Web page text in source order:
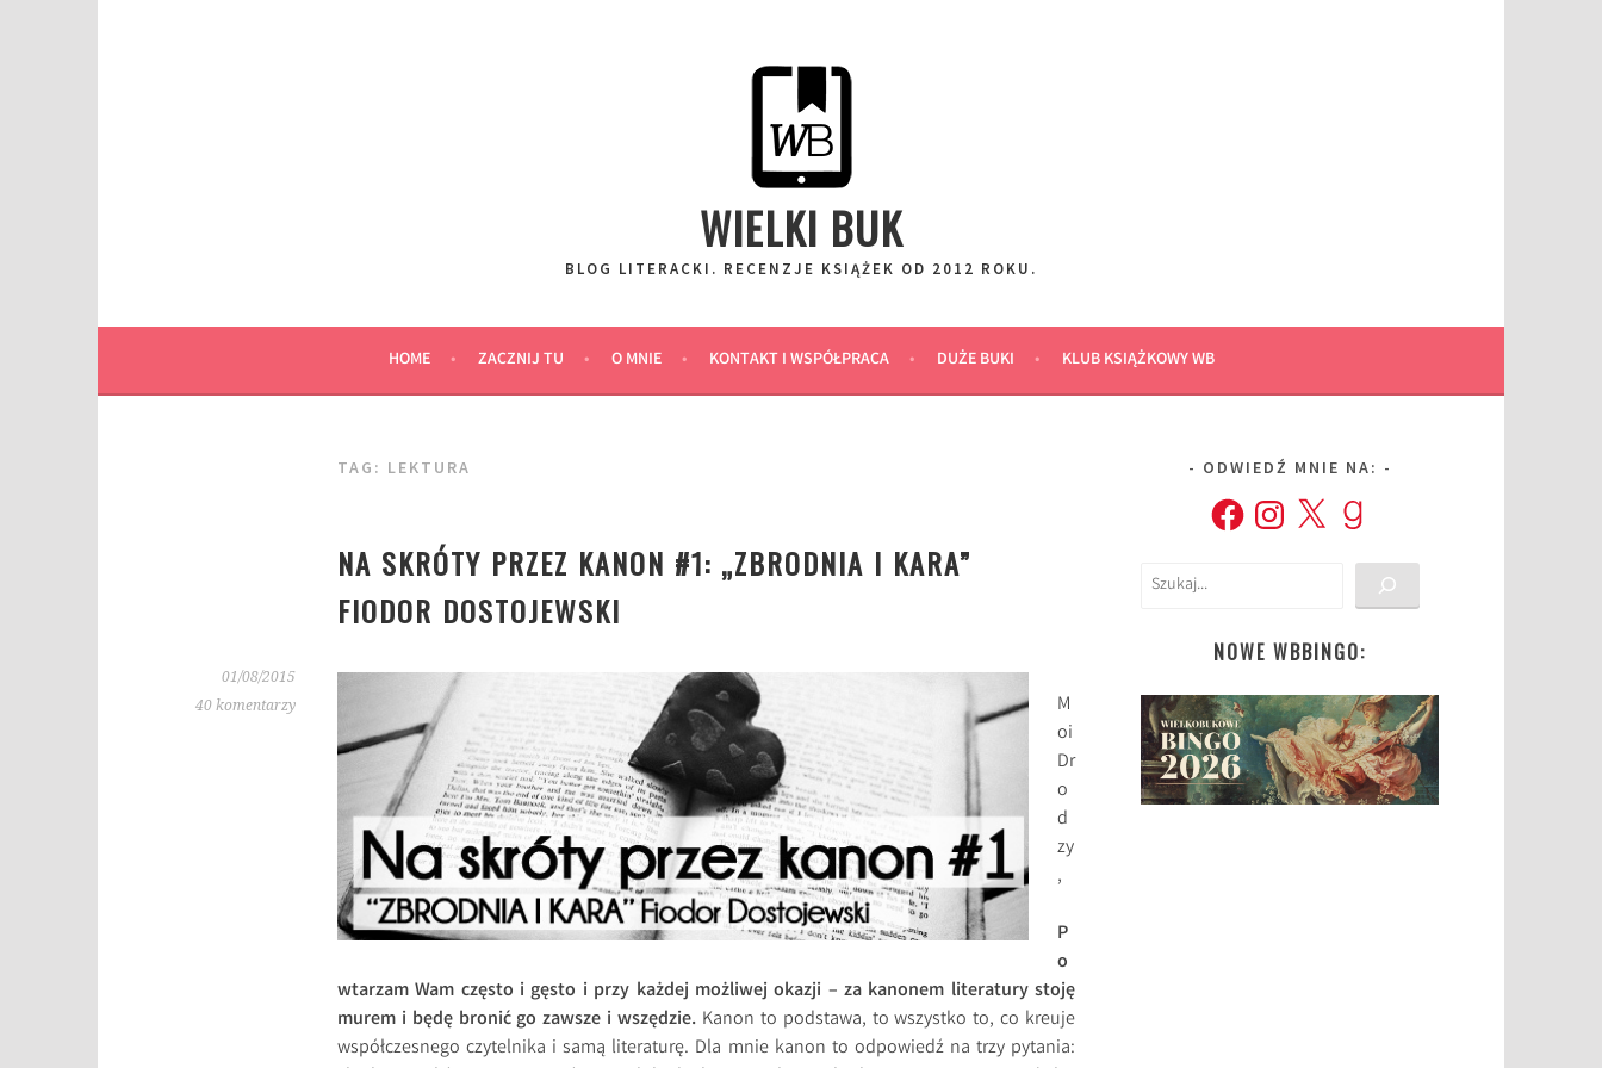
WIELKI BUK
BLOG LITERACKI. RECENZJE KSIĄŻEK OD 2012 ROKU.
HOME ZACZNIJ TU O MNIE KONTAKT I WSPÓŁPRACA DUŻE BUKI KLUB KSIĄŻKOWY WB
TAG: LEKTURA
NA SKRÓTY PRZEZ KANON #1: „ZBRODNIA I KARA”
FIODOR DOSTOJEWSKI
01/08/2015
40 komentarzy
M
oi
Dr
o
d
zy
,
P
o
wtarzam Wam często i gęsto i przy każdej możliwej okazji – za kanonem literatury stoję
murem i będę bronić go zawsze i wszędzie. Kanon to podstawa, to wszystko to, co kreuje
współczesnego czytelnika i samą literaturę. Dla mnie kanon to odpowiedź na trzy pytania:
ODWIEDŹ MNIE NA:
FacebookInstagram
X Goodreads
Szukaj
NOWE WBBINGO: